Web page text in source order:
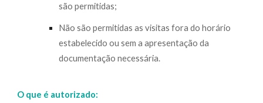
são permitidas;
Não são permitidas as visitas fora do horário
estabelecido ou sem a apresentação da
documentação necessária.
O que é autorizado: